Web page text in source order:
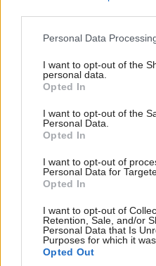
Please note that this
not limited to your visit or
grant or deny consent to
use your data for below
consent section.
Personal Data
I want to opt-out of the
personal data.
Opted In
I want to opt-out of the
Personal Data.
Opted In
I want to opt-out of
Personal Data for
Opted In
I want to opt-out of
Retention, Sale, and/or
Personal Data that Is
Purposes for which it
Opted Out
Riešenia počítajú s dvomi
ukazuje skica, je záhlavie
šatníka, ktorá ho oddeľuje
na prechod popri posteli
jeden z partnerov, druhý sa
záhlaví. Dostatok ďalšieho
poskytnúť konzolovitá
výške tak, aby nebránila